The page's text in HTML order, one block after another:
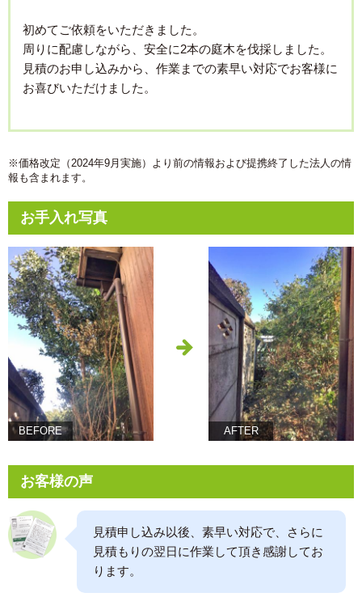
初めてご依頼をいただきました。
周りに配慮しながら、安全に2本の庭木を伐採しました。
見積のお申し込みから、作業までの素早い対応でお客様に
お喜びいただけました。
※価格改定（2024年9月実施）より前の情報および提携終了した法人の情
報も含まれます。
お手入れ写真
BEFORE AFTER
お客様の声
見積申し込み以後、素早い対応で、さらに
見積もりの翌日に作業して頂き感謝してお
ります。